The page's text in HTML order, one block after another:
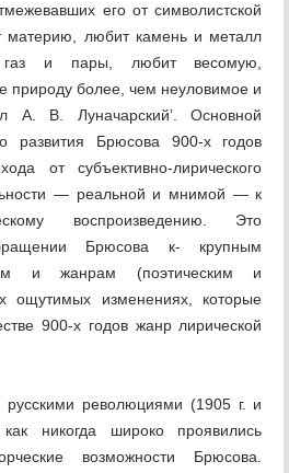
его от символистской
материю, любит камень и металл
и пары, любит весомую,
природу более, чем неуловимое и
А. В. Луначарский’. Основной
развития Брюсова 900-х годов
от субъективно-лирического
— реальной и мнимой — к
воспроизведению. Это
Брюсова к- крупным
и жанрам (поэтическим и
ощутимых изменениях, которые
900-х годов жанр лирической
революциями (1905 г. и
никогда широко проявились
возможности Брюсова.